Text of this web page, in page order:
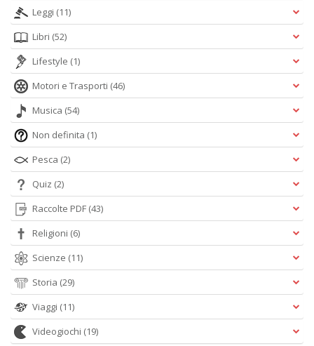
Leggi (11)
Libri (52)
Lifestyle (1)
Motori e Trasporti (46)
Musica (54)
Non definita (1)
Pesca (2)
Quiz (2)
Raccolte PDF (43)
Religioni (6)
Scienze (11)
Storia (29)
Viaggi (11)
Videogiochi (19)